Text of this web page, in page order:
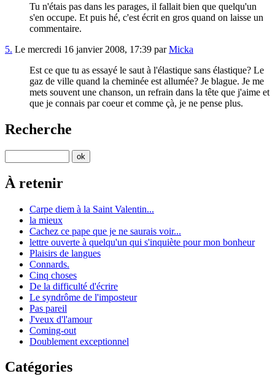
Tu n'étais pas dans les parages, il fallait bien que quelqu'un
s'en occupe. Et puis hé, c'est écrit en gros quand on laisse un
commentaire.
5. Le mercredi 16 janvier 2008, 17:39 parMicka
Est ce que tu as essayé le saut à l'élastique sans élastique? Le
gaz de ville quand la cheminée est allumée? Je blague. Je me
mets souvent une chanson, un refrain dans la tête que j'aime et
que je connais par coeur et comme çà, je ne pense plus.
Recherche
À retenir
Carpe diem à la Saint Valentin...
la mieux
Cachez ce pape que je ne saurais voir...
lettre ouverte à quelqu'un qui s'inquiète pour mon bonheur
Plaisirs de langues
Connards.
Cinq choses
De la difficulté d'écrire
Le syndrôme de l'imposteur
Pas pareil
J'veux d'l'amour
Coming-out
Doublement exceptionnel
Catégories